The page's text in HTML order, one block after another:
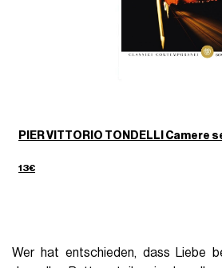
PIER VITTORIO TONDELLI Camere
13€
Wer hat entschieden, dass Liebe